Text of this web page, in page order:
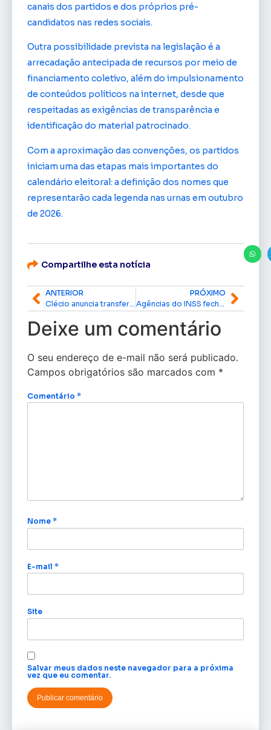
canais dos partidos e dos próprios pré-
candidatos nas redes sociais.
Outra possibilidade prevista na legislação é a
arrecadação antecipada de recursos por meio de
financiamento coletivo, além do impulsionamento
de conteúdos políticos na internet, desde que
respeitadas as exigências de transparência e
identificação do material patrocinado.
Com a aproximação das convenções, os partidos
iniciam uma das etapas mais importantes do
calendário eleitoral: a definição dos nomes que
representarão cada legenda nas urnas em outubro
de 2026.
Compartilhe esta notícia
ANTERIOR
PRÓXIMO
Deixe um comentário
O seu endereço de e-mail não será publicado.
Campos obrigatórios são marcados com *
Comentário *
Nome *
E-mail *
Site
Salvar meus dados neste navegador para a próxima
vez que eu comentar.